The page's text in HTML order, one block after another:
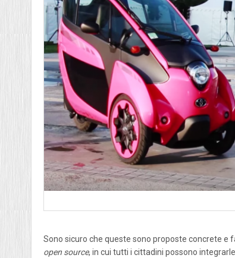
Sono sicuro che queste sono proposte concrete
open source, in cui tutti i cittadini possono